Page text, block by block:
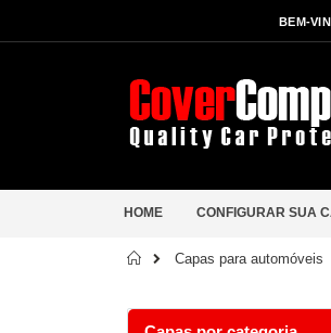
BEM-
HOME CONFIGURAR SUA
InícioCapas para automóveis